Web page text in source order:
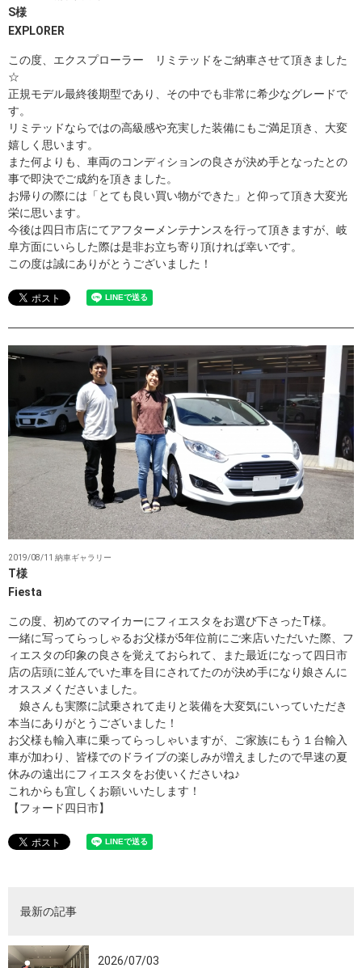
S様
EXPLORER
この度、エクスプローラー リミテッドをご納車させて頂きました
☆
正規モデル最終後期型であり、その中でも非常に希少なグレードで
す。
リミテッドならではの高級感や充実した装備にもご満足頂き、大変
嬉しく思います。
また何よりも、車両のコンディションの良さが決め手となったとの
事で即決でご成約を頂きました。
お帰りの際には「とても良い買い物ができた」と仰って頂き大変光
栄に思います。
今後は四日市店にてアフターメンテナンスを行って頂きますが、岐
阜方面にいらした際は是非お立ち寄り頂ければ幸いです。
この度は誠にありがとうございました！
2019/08/11 納車ギャラリー
T様
Fiesta
この度、初めてのマイカーにフィエスタをお選び下さったT様。
一緒に写ってらっしゃるお父様が5年位前にご来店いただいた際、フ
ィエスタの印象の良さを覚えておられて、また最近になって四日市
店の店頭に並んでいた車を目にされてたのが決め手になり娘さんに
オススメくださいました。
娘さんも実際に試乗されて走りと装備を大変気にいっていただき
本当にありがとうございました！
お父様も輸入車に乗ってらっしゃいますが、ご家族にもう１台輸入
車が加わり、皆様でのドライブの楽しみが増えましたので早速の夏
休みの遠出にフィエスタをお使いくださいね♪
これからも宜しくお願いいたします！
【フォード四日市】
最新の記事
2026/07/03